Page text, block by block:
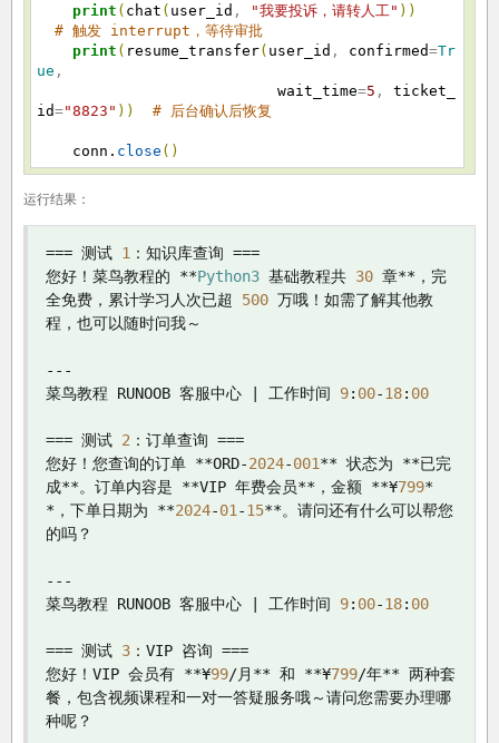
print ( chat ( user_id , "我要投诉，请转人工" ) )
# 触发 interrupt，等待审批
print ( resume_transfer( user_id , confirmed=Tr
ue ,
wait_time=5 ,
ticket_
id="8823" ) ) # 后台确认后恢复
conn. close ( )
运行结果：
=== 测试 1 ：知识库查询 ===
您好！菜鸟教程的
**Python3 基础教程共 30 章**，完
全免费，累计学习人次已超
500 万哦！如需了解其他教
程，也可以随时问我～
---
菜鸟教程 RUNOOB 客服中心 工作时间 9: 00-18: 00
=== 测试 2 ：订单查询 ===
您好！您查询的订单 **ORD-2024-001** 状态为
**已完
成**。订单内容是
**VIP 年费会员**，金额 **¥799*
*，下单日期为
**2024-01 -15**。请问还有什么可以帮您
的吗？
---
菜鸟教程 RUNOOB 客服中心 工作时间 9: 00-18: 00
=== 测试 3 ： VIP 咨询 ===
您好！ VIP 会员有 **¥99/月** 和 **¥799/年** 两种套
餐，包含视频课程和一对一答疑服务哦～请问您需要办理哪
种呢？